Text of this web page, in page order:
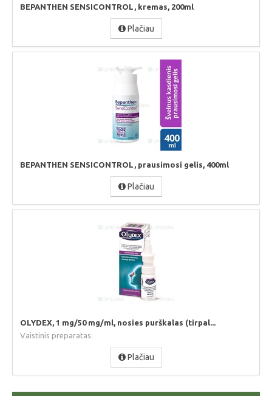
BEPANTHEN SENSICONTROL, kremas, 200ml
Plačiau
BEPANTHEN SENSICONTROL, prausimosi gelis, 400ml
Plačiau
OLYDEX, 1 mg/50 mg/ml, nosies purškalas (tirpal...
Vaistinis preparatas.
Plačiau